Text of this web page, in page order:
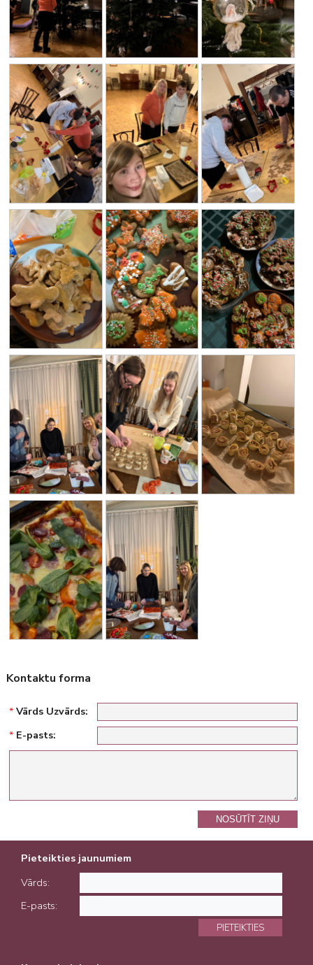
Kontaktu forma
* Vārds Uzvārds:
* E-pasts:
NOSŪTĪT ZIŅU
Pieteikties jaunumiem
Vārds:
E-pasts:
PIETEIKTIES